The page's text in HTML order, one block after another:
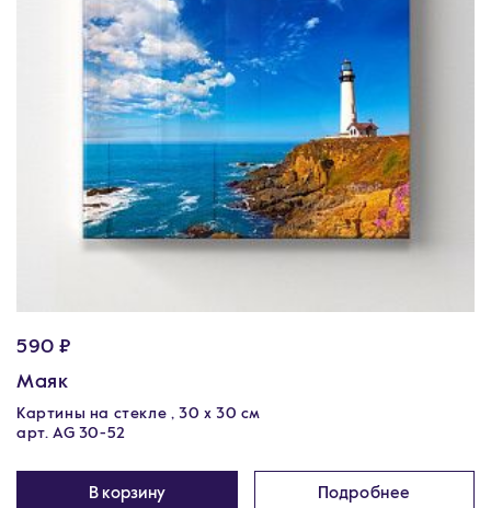
590 ₽
Маяк
Картины на стекле , 30 x 30 см
арт. AG 30-52
В корзину Подробнее